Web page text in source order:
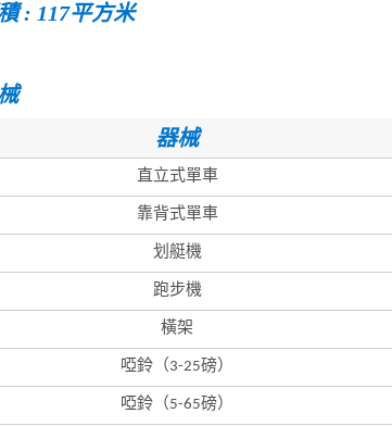
: 117平方米
器械
直立式單車
靠背式單車
划艇機
跑步機
橫架
啞鈴（3-25磅）
啞鈴（5-65磅）